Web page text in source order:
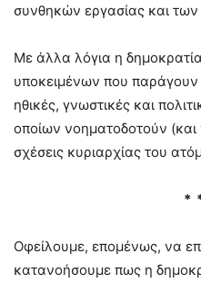
συνθηκών εργασίας και
Με άλλα λόγια η
υποκειμένων που παράγουν
ηθικές, γνωστικές και
οποίων νοηματοδοτούν (και
σχέσεις κυριαρχίας του
*
Οφείλουμε, επομένως, να
κατανοήσουμε πως η